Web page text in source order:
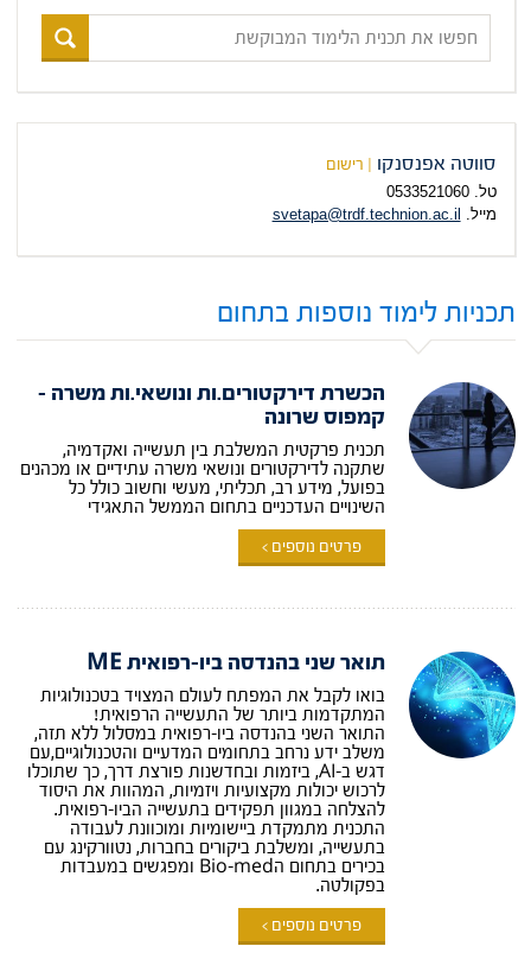
חפשו
את
תכנית
המבוקשת
סווטה אפנסנקו | רישום
טל. 0533521060
מייל.
svetapa@trdf.technion.ac.il
תכניות לימוד נוספות בתחום
הכשרת דירקטורים.ות ונושאי.ות משרה –
קמפוס שרונה
תכנית פרקטית המשלבת בין תעשייה ואקדמיה,
שתקנה לדירקטורים ונושאי משרה עתידיים או מכהנים
בפועל, מידע רב, תכליתי, מעשי וחשוב כולל כל
השינויים העדכניים בתחום הממשל התאגידי
פרטים נוספים >
תואר שני בהנדסה ביו-רפואית ME
בואו לקבל את המפתח לעולם המצויד בטכנולוגיות
המתקדמות ביותר של התעשייה הרפואית!
התואר השני בהנדסה ביו-רפואית במסלול ללא תזה,
משלב ידע נרחב בתחומים המדעיים והטכנולוגיים,עם
דגש ב-AI, ביזמות ובחדשנות פורצת דרך, כך שתוכלו
לרכוש יכולות מקצועיות ויזמיות, המהוות את היסוד
להצלחה במגוון תפקידים בתעשייה הביו-רפואית.
התכנית מתמקדת ביישומיות ומוכוונת לעבודה
בתעשייה, ומשלבת ביקורים בחברות, נטוורקינג עם
בכירים בתחום הBio-med ומפגשים במעבדות
בפקולטה.
פרטים נוספים >